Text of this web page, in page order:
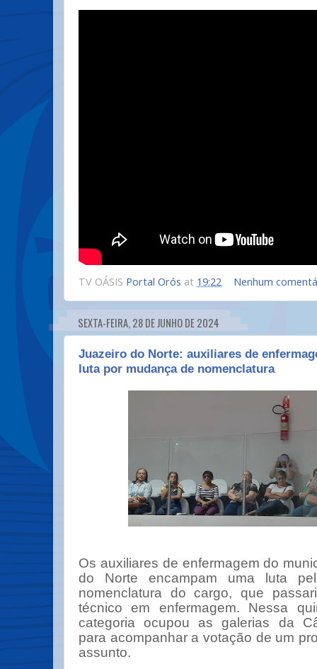
TV OÁSIS Portal Orós at 19:22 Nenhum
SEXTA-FEIRA, 28 DE JUNHO DE 2024
Juazeiro do Norte: auxiliares de
luta por mudança de nomenclatura
Os auxiliares de enfermagem do
do Norte encampam uma luta
nomenclatura do cargo, que
técnico em enfermagem. Nessa
categoria ocupou as galerias da
para acompanhar a votação de um
assunto.